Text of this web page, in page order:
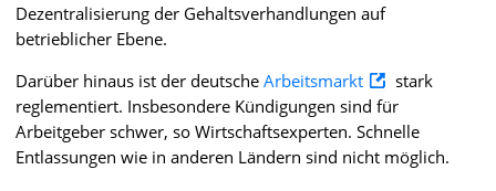
Dezentralisierung der Gehaltsverhandlungen auf
betrieblicher Ebene.
Darüber hinaus ist der deutsche Arbeitsmarkt
stark
reglementiert. Insbesondere Kündigungen sind für
Arbeitgeber schwer, so Wirtschaftsexperten. Schnelle
Entlassungen wie in anderen Ländern sind nicht möglich.